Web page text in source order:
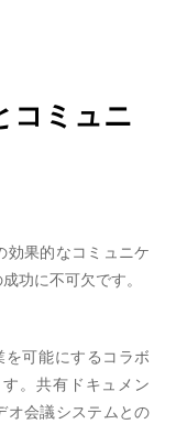
コミュニ
効果的なコミュニケ
功に不可欠です。
可能にするコラボ
。共有ドキュメン
オ会議システムとの